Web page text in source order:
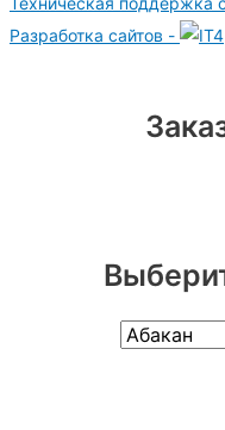
Разработка сайтов -